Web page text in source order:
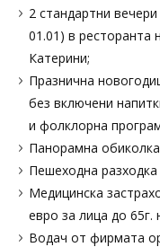
2 стандартни
01.01) в ресторанта
Катерини;
Празнична
без включени
и фолклорна
Панорамна
Пешеходна
Медицинска
евро за лица до
Водач от фирмата